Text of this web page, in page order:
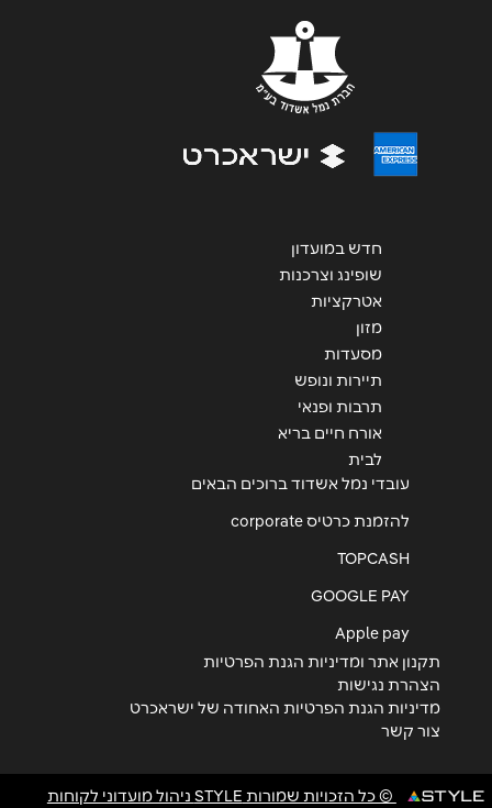
שליחה
חדש במועדון
שופינג וצרכנות
אטרקציות
מזון
מסעדות
תיירות ונופש
תרבות ופנאי
אורח חיים בריא
לבית
עובדי נמל אשדוד ברוכים הבאים
להזמנת כרטיס corporate
TOPCASH
GOOGLE PAY
Apple pay
תקנון אתר ומדיניות הגנת הפרטיות
הצהרת נגישות
מדיניות הגנת הפרטיות האחודה של ישראכרט
צור קשר
© כל הזכויות שמורות STYLE ניהול מועדוני לקוחות